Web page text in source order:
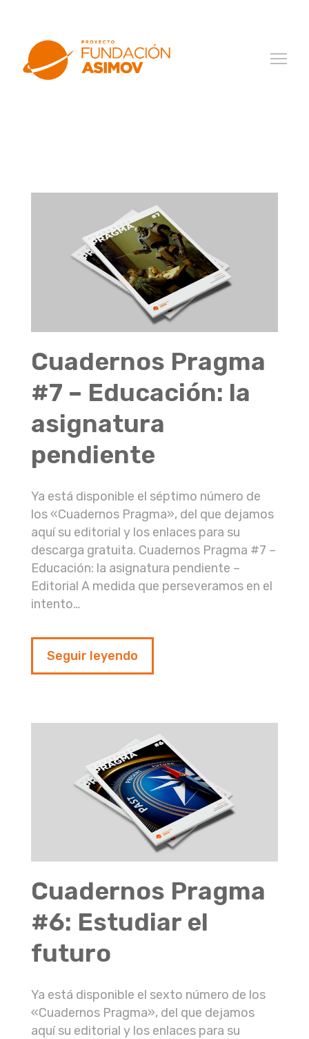
Cuadernos Pragma
#7 – Educación: la
asignatura
pendiente
Ya está disponible el séptimo número de
los «Cuadernos Pragma», del que dejamos
aquí su editorial y los enlaces para su
descarga gratuita. Cuadernos Pragma #7 –
Educación: la asignatura pendiente –
Editorial A medida que perseveramos en el
intento…
Seguir leyendo
Cuadernos Pragma
#6: Estudiar el
futuro
Ya está disponible el sexto número de los
«Cuadernos Pragma», del que dejamos
aquí su editorial y los enlaces para su